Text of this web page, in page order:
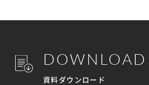
DOWNLOAD
資料ダウンロード